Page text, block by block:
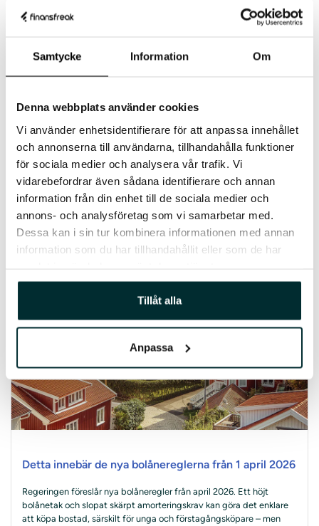
Samtycke Information Om
Denna webbplats använder cookies
Vi använder enhetsidentifierare för att anpassa innehållet
och annonserna till användarna, tillhandahålla funktioner
för sociala medier och analysera vår trafik. Vi
vidarebefordrar även sådana identifierare och annan
information från din enhet till de sociala medier och
annons- och analysföretag som vi samarbetar med.
Dessa kan i sin tur kombinera informationen med annan
information som du har tillhandahållit eller som de har
Tillåt alla
Anpassa
Skribenter
PER LINDOW
investeringar för FinansFreak. Besitter
mångårig erfarenhet av arbete inom
ekonomi och har granskat kreditgivare
sedan SMS-lånen kom till Sverige.Läs
mer om Per
Email LinkedIn
Fler aktuella nyheter
Detta innebär de nya bolånereglerna från 1 april 2026
Regeringen föreslår nya bolåneregler från april 2026. Ett höjt
bolånetak och slopat skärpt amorteringskrav kan göra det enklare
att köpa bostad, särskilt för unga och förstagångsköpare – men